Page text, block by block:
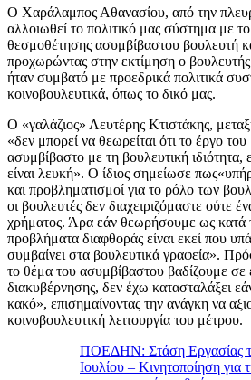
Ο Χαράλαμπος Αθανασίου, από την
αλλοιωθεί το πολιτικό μας σύστημα με
θεσμοθέτησης ασυμβίβαστου βουλευτή
προχωρώντας στην εκτίμηση ο
ήταν συμβατό με προεδρικά πολιτικά
κοινοβουλευτικά, όπως το δικό μας.
Ο «γαλάζιος» Λευτέρης Κτιστάκης,
«δεν μπορεί να θεωρείται ότι το έργο του
ασυμβίβαστο με τη βουλευτική ιδιότητα,
είναι λευκή». Ο ίδιος σημείωσε
και προβληματισμοί για το ρόλο των
οι βουλευτές δεν διαχειριζόμαστε ούτε
χρήματος. Άρα εάν θεωρήσουμε ως κατά
προβλήματα διαφθοράς είναι εκεί που
συμβαίνει στα βουλευτικά γραφεία».
το θέμα του ασυμβίβαστου βαδίζουμε σε
διακυβέρνησης, δεν έχω κατασταλάξει
κακό», επισημαίνοντας την ανάγκη να
κοινοβουλευτική λειτουργία του μέτρου.
ΠΟΕΔΗΝ: Στάση Εργασίας
Ioυλίου – Κινητοποίηση για